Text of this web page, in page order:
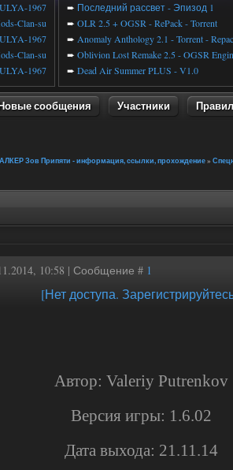
1967
Clan-su
1967
Clan-su
1967
➨ Последний рассвет - Эпизод 1
➨ OLR 2.5 + OGSR - RePack - Torrent
➨ Anomaly Anthology 2.1 - Torrent -
➨ Oblivion Lost Remake 2.5 - OGSR
➨ Dead Air Summer PLUS - V1.0
сообщения Участники
Зов Припяти - информация, ссылки, прохождение»
10:58 | Сообщение # 1
[Нет доступа.
Автор: Valeriy Putrenkov
Версия игры: 1.6.02
Дата выхода: 21.11.14